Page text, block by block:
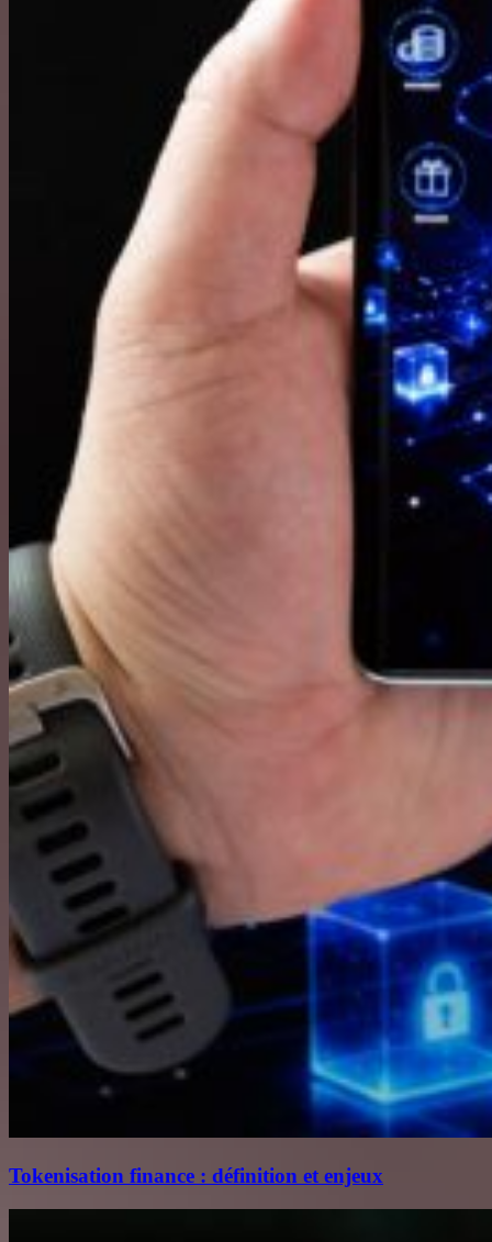
Tokenisation finance : définition et enjeux